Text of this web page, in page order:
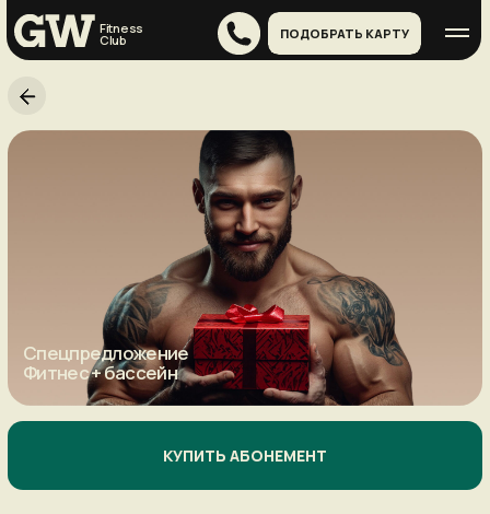
Fitness
Сlub ПОДОБРАТЬ КАРТУ
КУПИТЬ АБОНЕМЕНТ
6месвподарок
При покупке годовой
клубной карты — 6
месяцев фитнеса